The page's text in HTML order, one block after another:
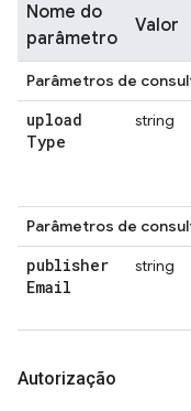
Nome do
parâmetro
Valor
Parâmetros de
upload
Type
string
Parâmetros de
publisher
Email
string
Autorização